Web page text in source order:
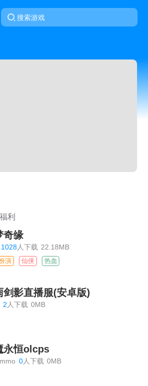
利
奇缘
1028人下载 22.18MB
演 仙侠 热血
剑影直播服(安卓版)
2人下载 0MB
永恒olcps
0人下载 0MB